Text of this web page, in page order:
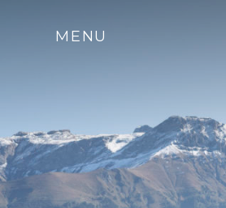
MENU
Hébergements